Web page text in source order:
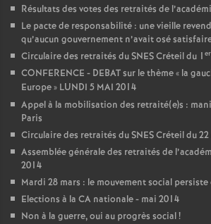
Résultats des votes des retraités de
Le pacte de responsabilité : une vieille
qu’aucun gouvernement n’avait osé
Circulaire des retraités duSNESCréteil du 1 er
CONFERENCE - DEBATsur le thème « la
Europe» LUNDI 5 MAI 2014
Appel à la mobilisation des retraité(e)s :
Paris
Circulaire des retraités duSNESCréteil du
Assemblée générale des retraités de
2014
Mardi 28 mars : le mouvement social persiste
Elections à la CA nationale - mai 2014
Non à la guerre, oui au progrès social!